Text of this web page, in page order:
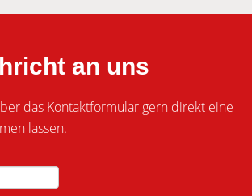
an uns
das Kontaktformular gern direkt eine
lassen.